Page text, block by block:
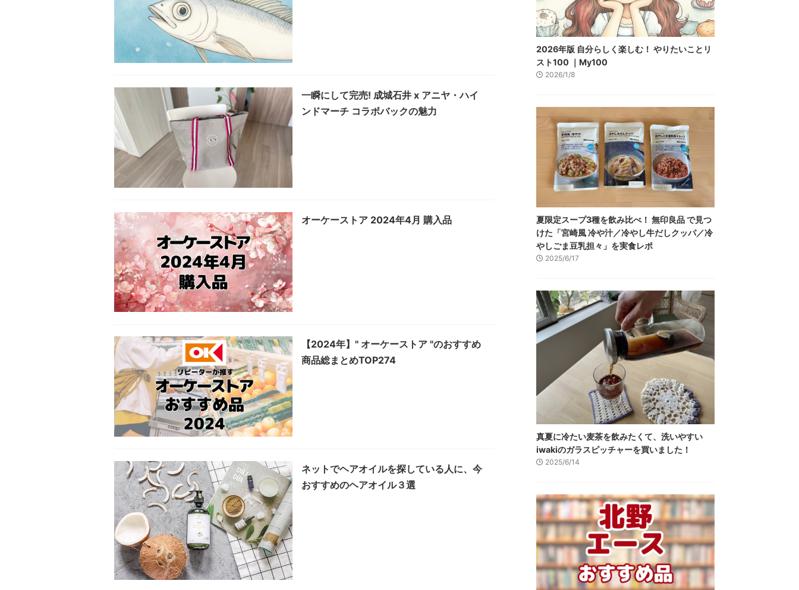
一瞬にして完売! 成城石井 x アニヤ・ハイ
ンドマーチ コラボバックの魅力
オーケーストア 2024年4月 購入品
【2024年】" オーケーストア "のおすすめ
商品総まとめTOP274
ネットでヘアオイルを探している人に、今
おすすめのヘアオイル３選
2026年版 自分らしく楽しむ！ やりたいことリ
スト100 ｜My100
2026/1/8
夏限定スープ3種を飲み比べ！ 無印良品 で見つ
けた「宮崎風 冷や汁／冷やし牛だしクッパ／冷
やしごま豆乳担々」を実食レポ
2025/6/17
真夏に冷たい麦茶を飲みたくて、洗いやすい
iwakiのガラスピッチャーを買いました！
2025/6/14